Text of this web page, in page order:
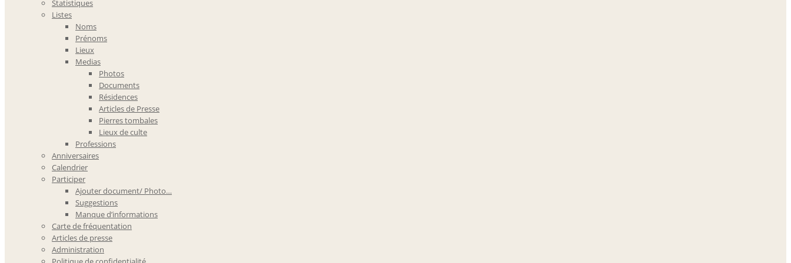
Statistiques
Listes
Noms
Prénoms
Lieux
Medias
Photos
Documents
Résidences
Articles de Presse
Pierres tombales
Lieux de culte
Professions
Anniversaires
Calendrier
Participer
Ajouter document/ Photo…
Suggestions
Manque d’informations
Carte de fréquentation
Articles de presse
Administration